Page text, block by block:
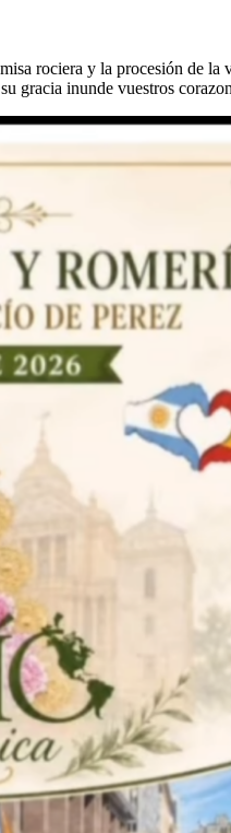
rociera y la procesión de
gracia inunde vuestros